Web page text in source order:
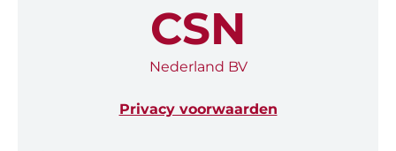
CSN
Nederland BV
Privacy voorwaarden